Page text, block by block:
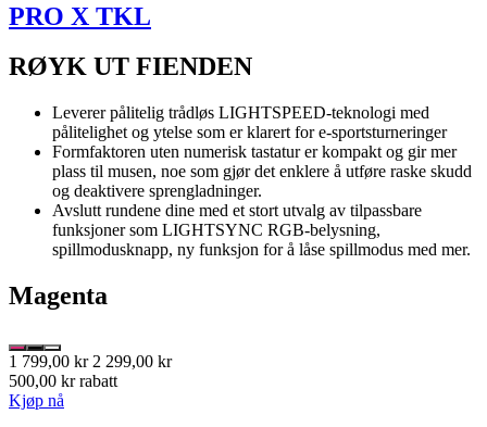
PRO X TKL
RØYK UT FIENDEN
Leverer pålitelig trådløs LIGHTSPEED-teknologi med
pålitelighet og ytelse som er klarert for e-sportsturneringer
Formfaktoren uten numerisk tastatur er kompakt og gir mer
plass til musen, noe som gjør det enklere å utføre raske skudd
og deaktivere sprengladninger.
Avslutt rundene dine med et stort utvalg av tilpassbare
funksjoner som LIGHTSYNC RGB-belysning,
spillmodusknapp, ny funksjon for å låse spillmodus med mer.
Magenta
1 799,00 kr 2 299,00 kr
500,00 kr rabatt
Kjøp nå